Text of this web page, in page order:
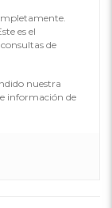
es el
de
nuestra
información de